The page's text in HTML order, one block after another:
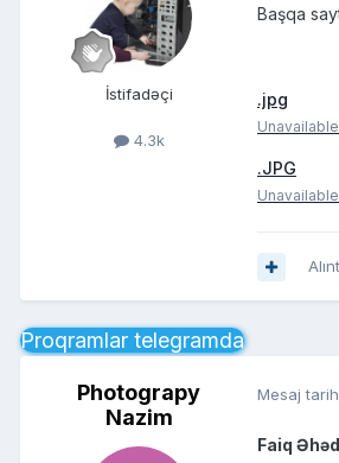
İstifadəçi
4.3k
Başqa
.jpg
Unavailable
.JPG
Unavailable
Proqramlar telegramda
Photograpy
Nazim
Mesaj
Faiq